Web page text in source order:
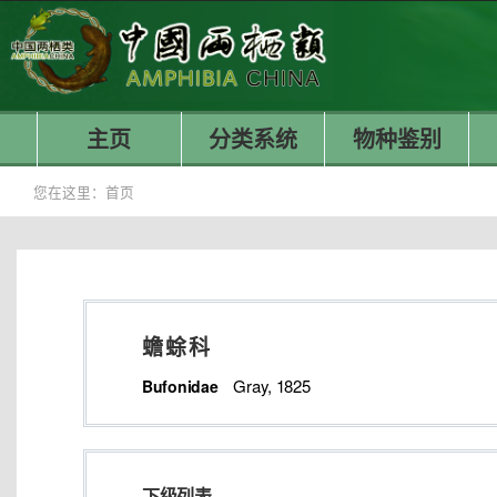
主页 分类系统 物种鉴别
您在这里： 首页
蟾蜍科
Bufonidae Gray, 1825